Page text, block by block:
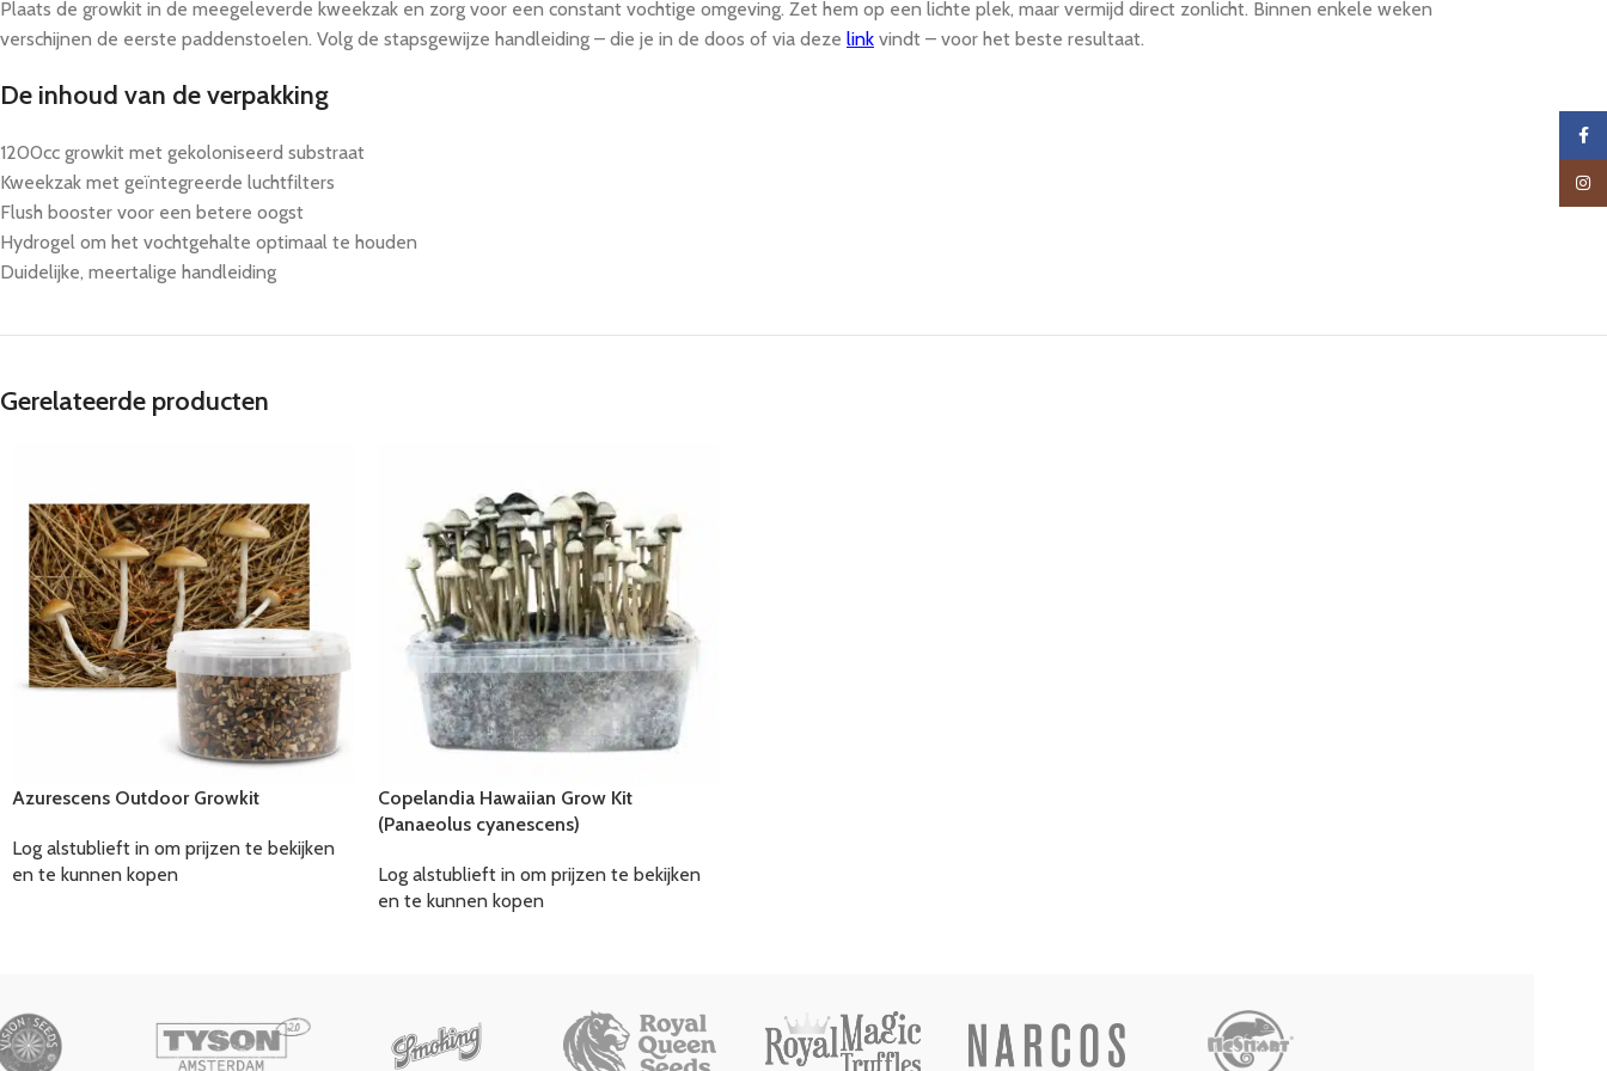
Plaats de growkit in de meegeleverde kweekzak en zorg voor een constant vochtige omgeving. Zet hem op een lichte plek, maar vermijd direct zonlicht. Binnen enkele weken
verschijnen de eerste paddenstoelen. Volg de stapsgewijze handleiding – die je in de doos of via deze link vindt – voor het beste resultaat.
De inhoud van de verpakking
1200cc growkit met gekoloniseerd substraat
Kweekzak met geïntegreerde luchtfilters
Flush booster voor een betere oogst
Hydrogel om het vochtgehalte optimaal te houden
Duidelijke, meertalige handleiding
Gerelateerde producten
Azurescens Outdoor Growkit
Log alstublieft in om prijzen te bekijken
en te kunnen kopen
Copelandia Hawaiian Grow Kit
(Panaeolus cyanescens)
Log alstublieft in om prijzen te bekijken
en te kunnen kopen